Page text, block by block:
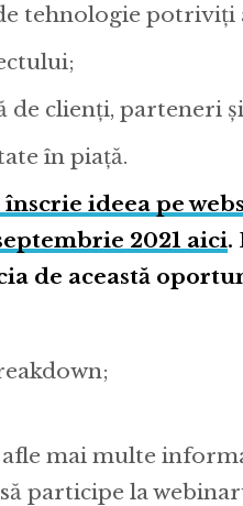
tehnologie potriviți
de clienți, parteneri
în piață.
înscrie ideea pe
2021 aici.
de această
mai multe
participe la